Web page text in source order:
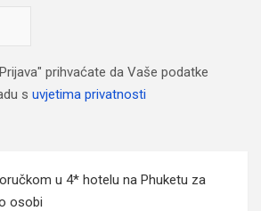
prihvaćate da Vaše podatke
s uvjetima privatnosti
u 4* hotelu na Phuketu za
osobi